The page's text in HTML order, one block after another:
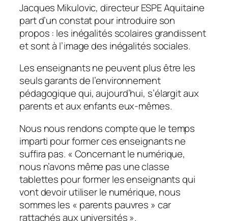
Jacques Mikulovic, directeur ESPE Aquitaine
part d’un constat pour introduire son
propos : les inégalités scolaires grandissent
et sont à l’image des inégalités sociales.
Les enseignants ne peuvent plus être les
seuls garants de l’environnement
pédagogique qui, aujourd’hui, s’élargit aux
parents et aux enfants eux-mêmes.
Nous nous rendons compte que le temps
imparti pour former ces enseignants ne
suffira pas. «Concernant le numérique,
nous n’avons même pas une classe
tablettes pour former les enseignants qui
vont devoir utiliser le numérique, nous
sommes les « parents pauvres » car
rattachés aux universités».